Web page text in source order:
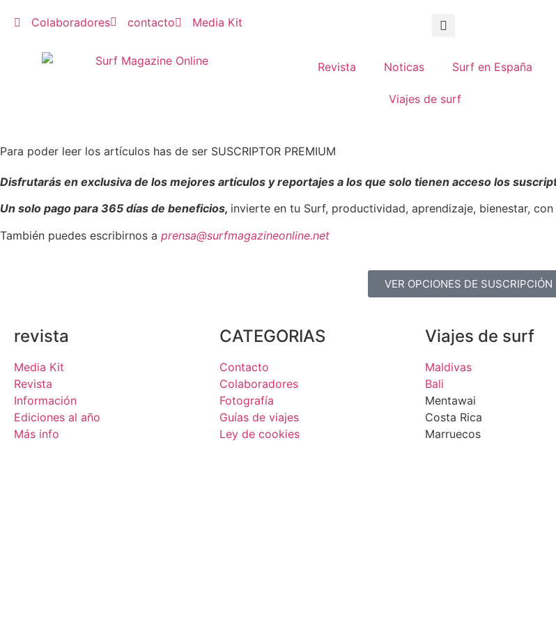
Colaboradores contacto Media Kit
Revista Noticas Surf en España
Viajes de surf
Para poder leer los artículos has de ser SUSCRIPTOR PREMIUM
Disfrutarás en exclusiva de los mejores artículos y reportajes a los que solo tienen acceso los
Un solo pago para 365 días de beneficios, invierte en tu Surf, productividad, aprendizaje, bienestar,
También puedes escribirnos a prensa@surfmagazineonline.net
VER OPCIONES DE SUSCRIPCIÓN
revista
Media Kit
Revista
Información
Ediciones al año
Más info
CATEGORIAS
Contacto
Colaboradores
Fotografía
Guías de viajes
Ley de cookies
Viajes de surf
Maldivas
Bali
Mentawai
Costa Rica
Marruecos